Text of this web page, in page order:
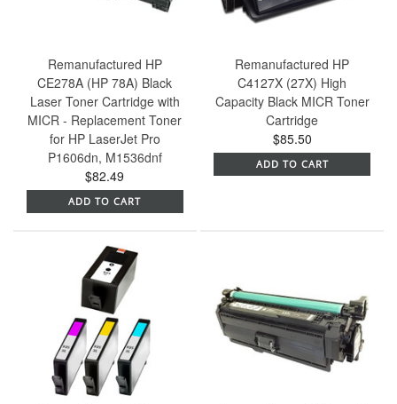
Remanufactured HP
CE278A (HP 78A) Black
Laser Toner Cartridge with
MICR - Replacement Toner
for HP LaserJet Pro
P1606dn, M1536dnf
$82.49
ADD TO CART
Remanufactured HP
C4127X (27X) High
Capacity Black MICR Toner
Cartridge
$85.50
ADD TO CART